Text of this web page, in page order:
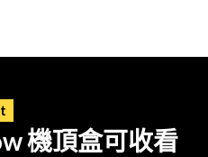
機頂盒可收看